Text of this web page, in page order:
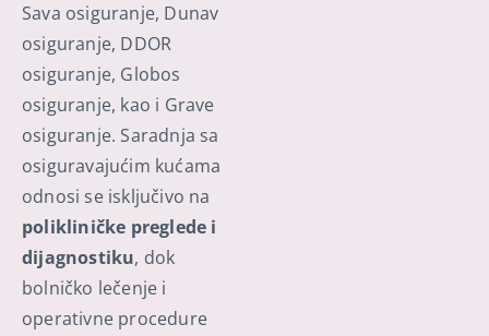
Sava osiguranje, Dunav
osiguranje, DDOR
osiguranje, Globos
osiguranje, kao i Grave
osiguranje. Saradnja sa
osiguravajućim kućama
odnosi se isključivo na
polikliničke preglede i
dijagnostiku, dok
bolničko lečenje i
operativne procedure